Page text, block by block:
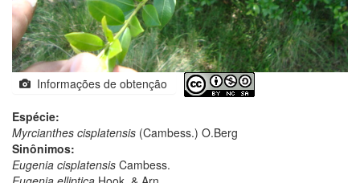
Informações de obtenção
Espécie:
Myrcianthes cisplatensis (Cambess.) O.Berg
Sinônimos:
Eugenia cisplatensis Cambess.